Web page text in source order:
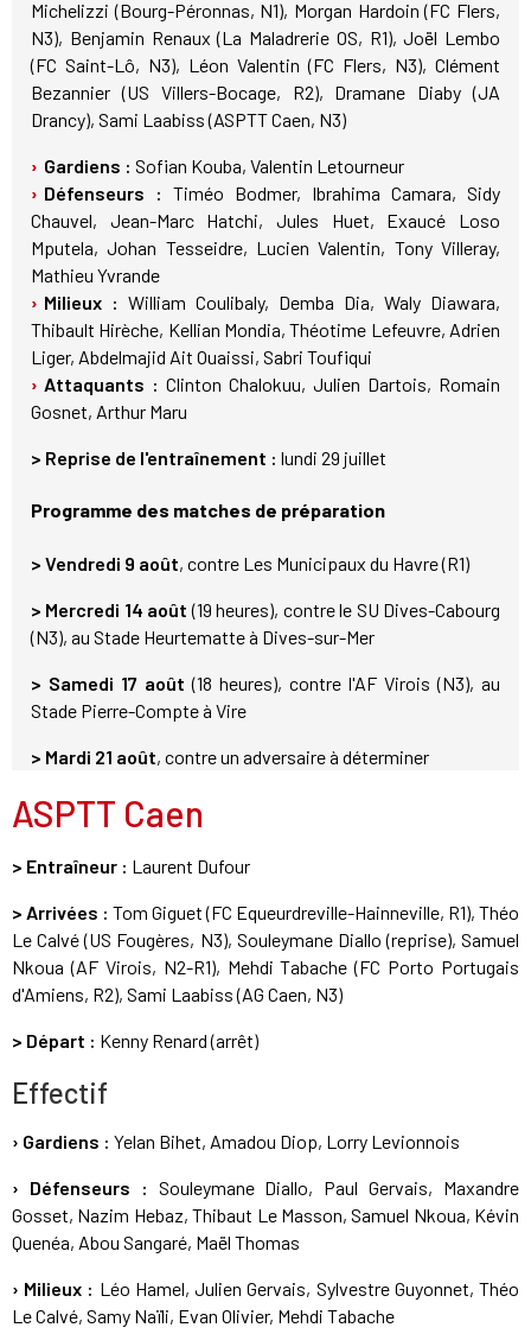
Michelizzi (Bourg-Péronnas, N1), Morgan Hardoin (FC Flers,
N3), Benjamin Renaux (La Maladrerie OS, R1), Joël Lembo
(FC Saint-Lô, N3), Léon Valentin (FC Flers, N3), Clément
Bezannier (US Villers-Bocage, R2), Dramane Diaby (JA
Drancy), Sami Laabiss (ASPTT Caen, N3)
Gardiens : Sofian Kouba, Valentin Letourneur
Défenseurs : Timéo Bodmer, Ibrahima Camara, Sidy
Chauvel, Jean-Marc Hatchi, Jules Huet, Exaucé Loso
Mputela, Johan Tesseidre, Lucien Valentin, Tony Villeray,
Mathieu Yvrande
Milieux : William Coulibaly, Demba Dia, Waly Diawara,
Thibault Hirèche, Kellian Mondia, Théotime Lefeuvre, Adrien
Liger, Abdelmajid Ait Ouaissi, Sabri Toufiqui
Attaquants : Clinton Chalokuu, Julien Dartois, Romain
Gosnet, Arthur Maru
> Reprise de l'entraînement : lundi 29 juillet
Programme des matches de préparation
> Vendredi 9 août, contre Les Municipaux du Havre (R1)
> Mercredi 14 août (19 heures), contre le SU Dives-Cabourg
(N3), au Stade Heurtematte à Dives-sur-Mer
> Samedi 17 août (18 heures), contre l'AF Virois (N3), au
Stade Pierre-Compte à Vire
> Mardi 21 août, contre un adversaire à déterminer
ASPTT Caen
> Entraîneur : Laurent Dufour
> Arrivées : Tom Giguet (FC Equeurdreville-Hainneville, R1), Théo
Le Calvé (US Fougères, N3), Souleymane Diallo (reprise), Samuel
Nkoua (AF Virois, N2-R1), Mehdi Tabache (FC Porto Portugais
d'Amiens, R2), Sami Laabiss (AG Caen, N3)
> Départ : Kenny Renard (arrêt)
Effectif
› Gardiens : Yelan Bihet, Amadou Diop, Lorry Levionnois
› Défenseurs : Souleymane Diallo, Paul Gervais, Maxandre
Gosset, Nazim Hebaz, Thibaut Le Masson, Samuel Nkoua, Kévin
Quenéa, Abou Sangaré, Maël Thomas
› Milieux : Léo Hamel, Julien Gervais, Sylvestre Guyonnet, Théo
Le Calvé, Samy Naïli, Evan Olivier, Mehdi Tabache